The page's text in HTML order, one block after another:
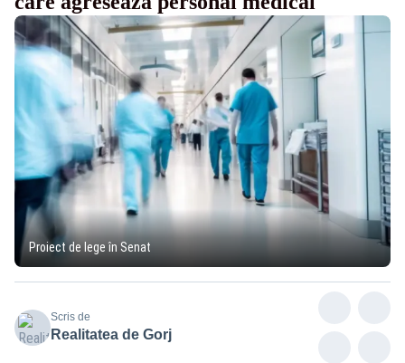
Proiect de lege în Senat
Scris de
Realitatea de Gorj